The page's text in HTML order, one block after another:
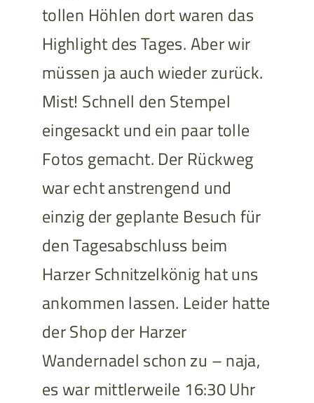
tollen Höhlen dort waren das
Highlight des Tages. Aber wir
müssen ja auch wieder zurück.
Mist! Schnell den Stempel
eingesackt und ein paar tolle
Fotos gemacht. Der Rückweg
war echt anstrengend und
einzig der geplante Besuch für
den Tagesabschluss beim
Harzer Schnitzelkönig hat uns
ankommen lassen. Leider hatte
der Shop der Harzer
Wandernadel schon zu – naja,
es war mittlerweile 16:30 Uhr